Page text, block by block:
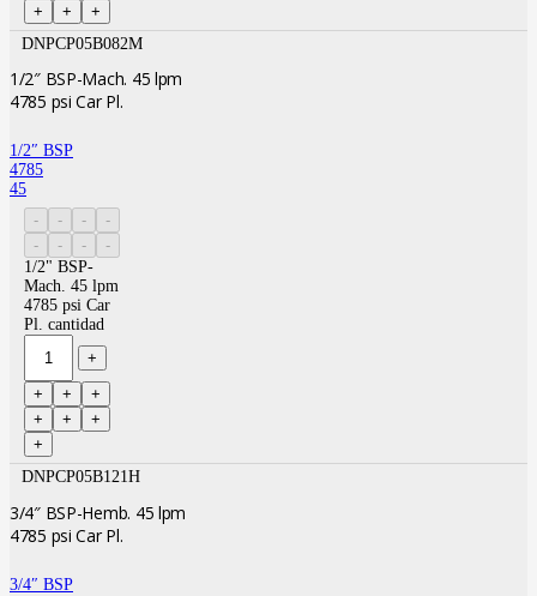
DNPCP05B082M
1/2″ BSP-Mach. 45 lpm
4785 psi Car Pl.
1/2″ BSP
4785
45
1/2" BSP-
Mach. 45 lpm
4785 psi Car
Pl. cantidad
DNPCP05B121H
3/4″ BSP-Hemb. 45 lpm
4785 psi Car Pl.
3/4″ BSP